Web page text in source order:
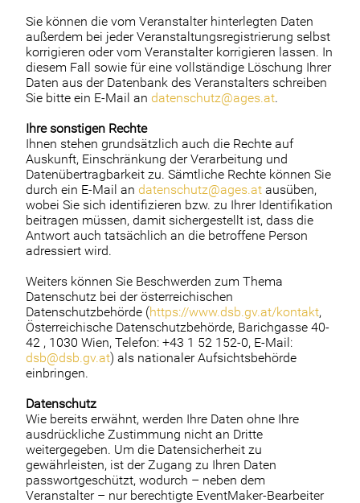
Sie können die vom Veranstalter hinterlegten Daten
außerdem bei jeder Veranstaltungsregistrierung selbst
korrigieren oder vom Veranstalter korrigieren lassen. In
diesem Fall sowie für eine vollständige Löschung Ihrer
Daten aus der Datenbank des Veranstalters schreiben
Sie bitte ein E-Mail an datenschutz@ages.at.
Ihre sonstigen Rechte
Ihnen stehen grundsätzlich auch die Rechte auf
Auskunft, Einschränkung der Verarbeitung und
Datenübertragbarkeit zu. Sämtliche Rechte können Sie
durch ein E-Mail an datenschutz@ages.at ausüben,
wobei Sie sich identifizieren bzw. zu Ihrer Identifikation
beitragen müssen, damit sichergestellt ist, dass die
Antwort auch tatsächlich an die betroffene Person
adressiert wird.
Weiters können Sie Beschwerden zum Thema
Datenschutz bei der österreichischen
Datenschutzbehörde (https://www.dsb.gv.at/kontakt,
Österreichische Datenschutzbehörde, Barichgasse 40-
42 , 1030 Wien, Telefon: +43 1 52 152-0, E-Mail:
dsb@dsb.gv.at) als nationaler Aufsichtsbehörde
einbringen.
Datenschutz
Wie bereits erwähnt, werden Ihre Daten ohne Ihre
ausdrückliche Zustimmung nicht an Dritte
weitergegeben. Um die Datensicherheit zu
gewährleisten, ist der Zugang zu Ihren Daten
passwortgeschützt, wodurch – neben dem
Veranstalter – nur berechtigte EventMaker-Bearbeiter